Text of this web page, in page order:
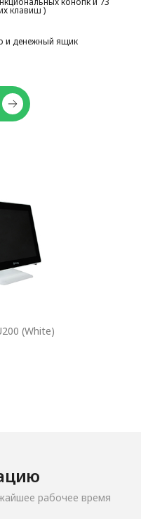
клавиш )
и денежный ящик
* 523 мм
(White)
рабочее время